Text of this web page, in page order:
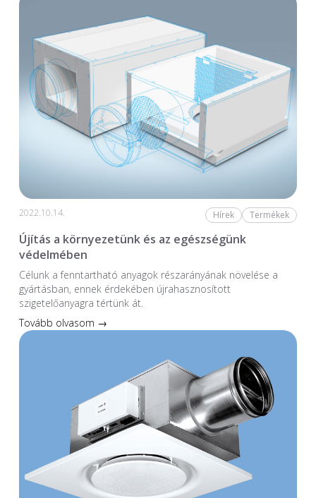
2022.10.14. Hírek Termékek
Újítás a környezetünk és az egészségünk
védelmében
Célunk a fenntartható anyagok részarányának növelése a
gyártásban, ennek érdekében újrahasznosított
szigetelőanyagra tértünk át.
Tovább olvasom →